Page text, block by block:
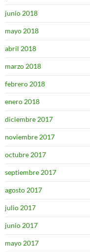
junio 2018
mayo 2018
abril 2018
marzo 2018
febrero 2018
enero 2018
diciembre 2017
noviembre 2017
octubre 2017
septiembre 2017
agosto 2017
julio 2017
junio 2017
mayo 2017